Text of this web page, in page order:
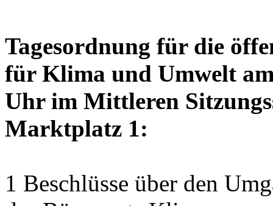
Tagesordnung für die
für Klima und Umwelt
Uhr im Mittleren
Marktplatz 1:
1 Beschlüsse über den